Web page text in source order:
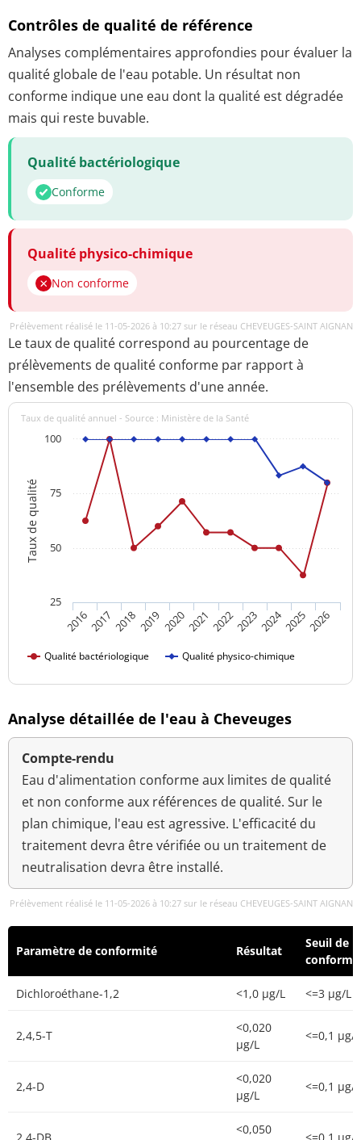
Contrôles de qualité de référence
Analyses complémentaires approfondies pour évaluer la
qualité globale de l'eau potable. Un résultat non
conforme indique une eau dont la qualité est dégradée
mais qui reste buvable.
Qualité bactériologique
Conforme
Qualité physico-chimique
Non conforme
Prélèvement réalisé le 11-05-2026 à 10:27 sur le réseau CHEVEUGES-SAINT AIGNAN
Le taux de qualité correspond au pourcentage de
prélèvements de qualité conforme par rapport à
l'ensemble des prélèvements d'une année.
Taux de qualité
Taux de qualité annuel - Source : Ministère de la Santé
Qualité bactériologique Qualité physico-chimique
20162017 201820192020202120222023202420252026
100
25
50
75
Analyse détaillée de l'eau à Cheveuges
Compte-rendu
Eau d'alimentation conforme aux limites de qualité
et non conforme aux références de qualité. Sur le
plan chimique, l'eau est agressive. L'efficacité du
traitement devra être vérifiée ou un traitement de
neutralisation devra être installé.
Prélèvement réalisé le 11-05-2026 à 10:27 sur le réseau CHEVEUGES-SAINT AIGNAN
Paramètre de conformité Résultat
Seuil de
Dichloroéthane-1,2 <1,0 µg/L <=3 µg/L
2,4,5-T
<0,020
µg/L
<=0,1 µg/L
2,4-D
<0,020
µg/L
<=0,1 µg/L
<0,050